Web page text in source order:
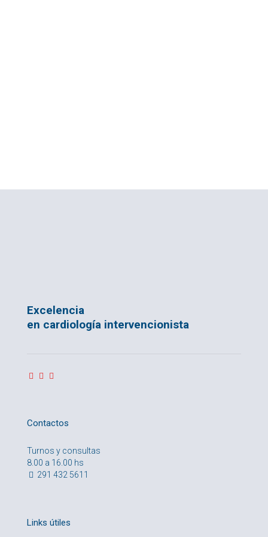
Excelencia
en cardiología intervencionista
Contactos
Turnos y consultas
8.00 a 16.00 hs
291 432 5611
Links útiles